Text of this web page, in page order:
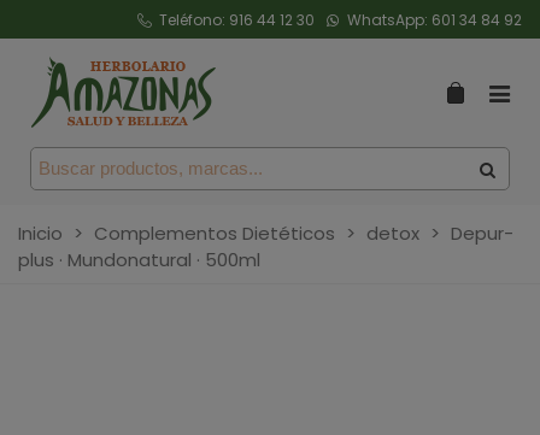
Teléfono: 916 44 12 30 WhatsApp: 601 34 84 92
Inicio > Complementos Dietéticos > detox > Depur-
plus · Mundonatural · 500ml